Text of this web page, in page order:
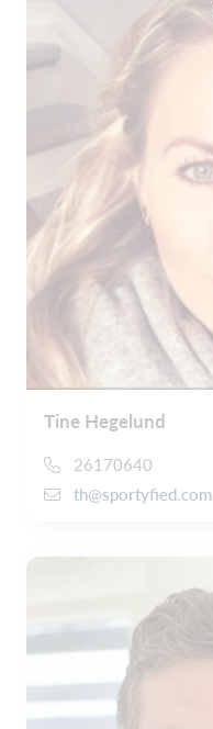
Tine Hegelund
26170640
th@sportyfied.com